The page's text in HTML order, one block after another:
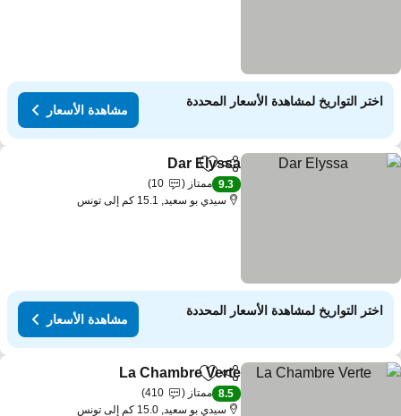
اختر التواريخ لمشاهدة الأسعار المحددة
مشاهدة الأسعار
مشاركةAdd to favorites
Dar Elyssa
9.3 ممتاز
10
سيدي بو سعيد, 15.1 كم إلى تونس
اختر التواريخ لمشاهدة الأسعار المحددة
مشاهدة الأسعار
مشاركةAdd to favorites
La Chambre Verte
8.5 ممتاز
410
سيدي بو سعيد, 15.0 كم إلى تونس